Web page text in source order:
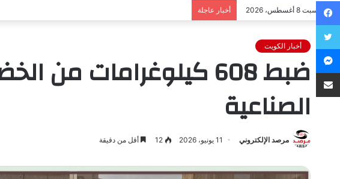
السبت 8 أغسطس، 2026 أخبار عاجلة
أخبار الكويت
ضبط 608 كيلوغرامات
الصناعية
مرصد الإلكتروني 11 يونيو، 2026 12 أقل من دقيقة
ماسنجر
مشاركة عبر البريد